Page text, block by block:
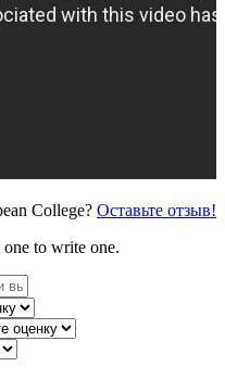
College? Оставьте отзыв!
to write one.